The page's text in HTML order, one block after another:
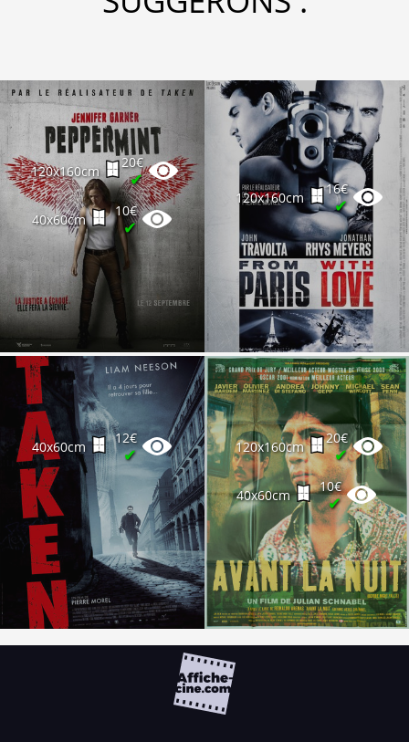
120x160cm
20€
✔
40x60cm
10€
✔
120x160cm
16€
✔
40x60cm
12€
✔ 120x160cm
20€
✔
40x60cm
10€
✔